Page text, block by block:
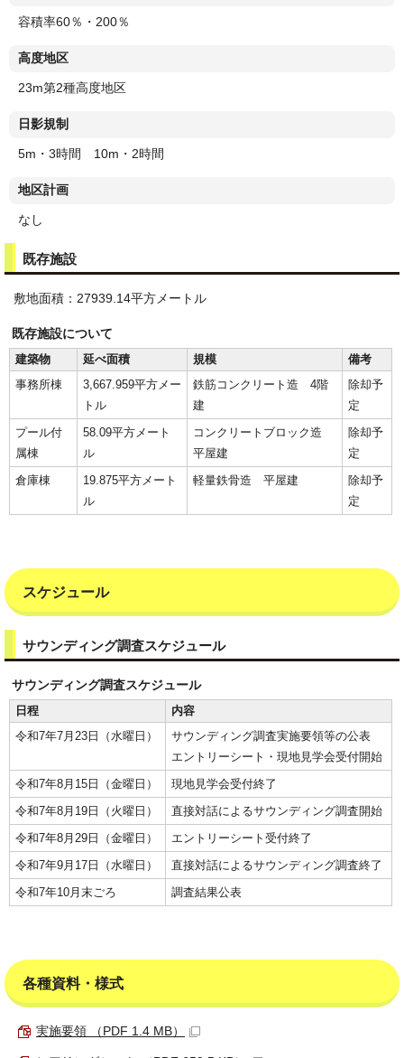
容積率60％・200％
高度地区
23m第2種高度地区
日影規制
5m・3時間 10m・2時間
地区計画
なし
既存施設
敷地面積：27939.14平方メートル
既存施設について
建築物
延べ面積 規模
備考
事務所棟
3,667.959平方メー
トル
鉄筋コンクリート造 4階
建
除却予
定
プール付
属棟
58.09平方メート
ル
コンクリートブロック造
平屋建
除却予
定
倉庫棟
19.875平方メート
ル
軽量鉄骨造 平屋建
除却予
定
スケジュール
サウンディング調査スケジュール
サウンディング調査スケジュール
日程
内容
令和7年7月23日（水曜日）
サウンディング調査実施要領等の公表
エントリーシート・現地見学会受付開始
令和7年8月15日（金曜日）
現地見学会受付終了
令和7年8月19日（火曜日）
直接対話によるサウンディング調査開始
令和7年8月29日（金曜日）
エントリーシート受付終了
令和7年9月17日（水曜日）
直接対話によるサウンディング調査終了
令和7年10月末ごろ
調査結果公表
各種資料・様式
実施要領 （PDF 1.4 MB）